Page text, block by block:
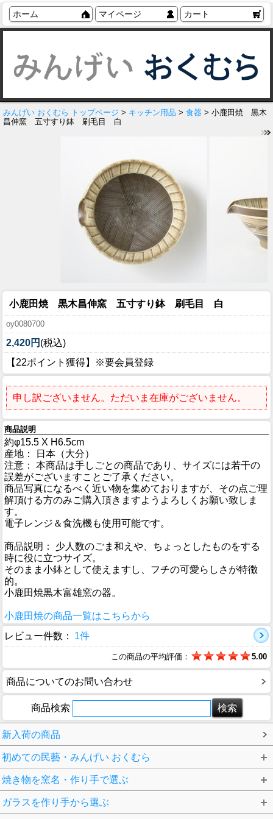
ホーム マイページ カート
みんげい おくむら トップページ > キッチン用品 > 食器 > 小鹿田焼 黒木
昌伸窯 五寸すり鉢 刷毛目 白
小鹿田焼 黒木昌伸窯 五寸すり鉢 刷毛目 白
oy0080700
2,420円 (税込)
【22ポイント獲得】※要会員登録
申し訳ございません。ただいま在庫がございません。
商品説明
約φ15.5 X H6.5cm
産地： 日本（大分）
注意： 本商品は手しごとの商品であり、サイズには若干の
誤差がございますことご了承ください。
商品写真になるべく近い物を集めておりますが、その点ご理
解頂ける方のみご購入頂きますようよろしくお願い致しま
す。
電子レンジ＆食洗機も使用可能です。
商品説明： 少人数のごま和えや、ちょっとしたものをする
時に役に立つサイズ。
そのまま小鉢として使えますし、フチの可愛らしさが特徴
的。
小鹿田焼黒木富雄窯の器。
小鹿田焼の商品一覧はこちらから
レビュー件数：
1件
この商品の平均評価： 5.00
商品についてのお問い合わせ
商品検索
新入荷の商品
初めての民藝・みんげい おくむら
焼き物を窯名・作り手で選ぶ
ガラスを作り手から選ぶ